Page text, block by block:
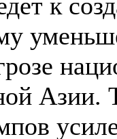
Азии.